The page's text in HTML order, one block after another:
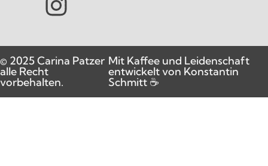
© 2025 Carina Patzer
alle Recht
vorbehalten.
Mit Kaffee und Leidenschaft
entwickelt von Konstantin
Schmitt ☕